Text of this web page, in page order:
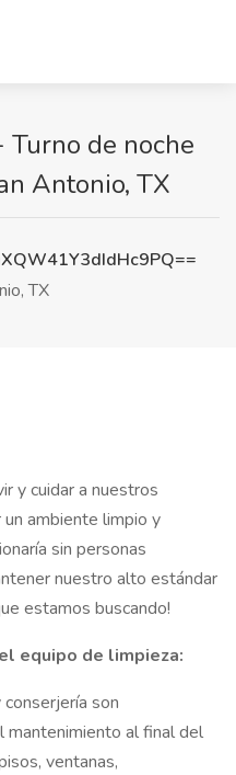
de noche
Antonio, TX
TX
y cuidar a nuestros
ambiente limpio y
sin personas
nuestro alto estándar
estamos buscando!
equipo de limpieza:
son
mantenimiento al final del
ventanas,